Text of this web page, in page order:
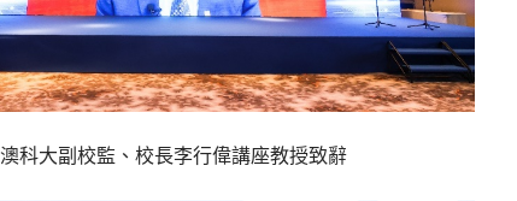
澳科大副校監、校長李行偉講座教授致辭